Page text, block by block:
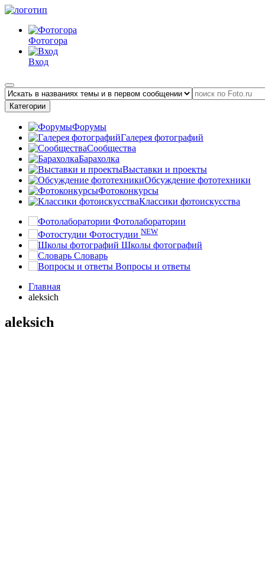
Фотогора
Вход
Категории
Форумы
Галерея фотографий
Сообщества
Барахолка
Выставки и проекты
Обсуждение фототехники
Фотоконкурсы
Классики фотоискусства
Фотолаборатории
Фотостудии NEW
Школы фотографий
Словарь
Вопросы и ответы
Главная
aleksich
aleksich